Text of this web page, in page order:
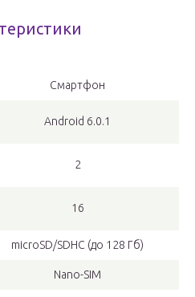
Смартфон
Android 6.0.1
2
16
microSD/SDHC (до 128 Гб)
Nano-SIM